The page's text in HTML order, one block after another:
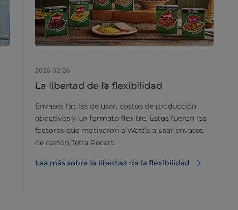
2026-02-26
La libertad de la flexibilidad
Envases fáciles de usar, costos de producción
atractivos y un formato flexible. Estos fueron los
factores que motivaron a Watt’s a usar envases
de cartón Tetra Recart.
Lea más sobre la libertad de la flexibilidad